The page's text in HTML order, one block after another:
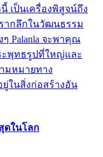
เป็นเครื่องพิสูจน์ถึง
ากลึกในวัฒนธรรม
Palanla จะพาคุณ
ะพุทธรูปที่ใหญ่และ
มหมายทาง
ในสิ่งก่อสร้างอัน
ดในโลก